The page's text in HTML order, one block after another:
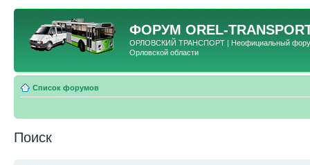
ФОРУМ OREL-
ОРЛОВСКИЙ ТРАНСПОРТ | Неофициальный форум
Орловской области
Список форумов
Поиск